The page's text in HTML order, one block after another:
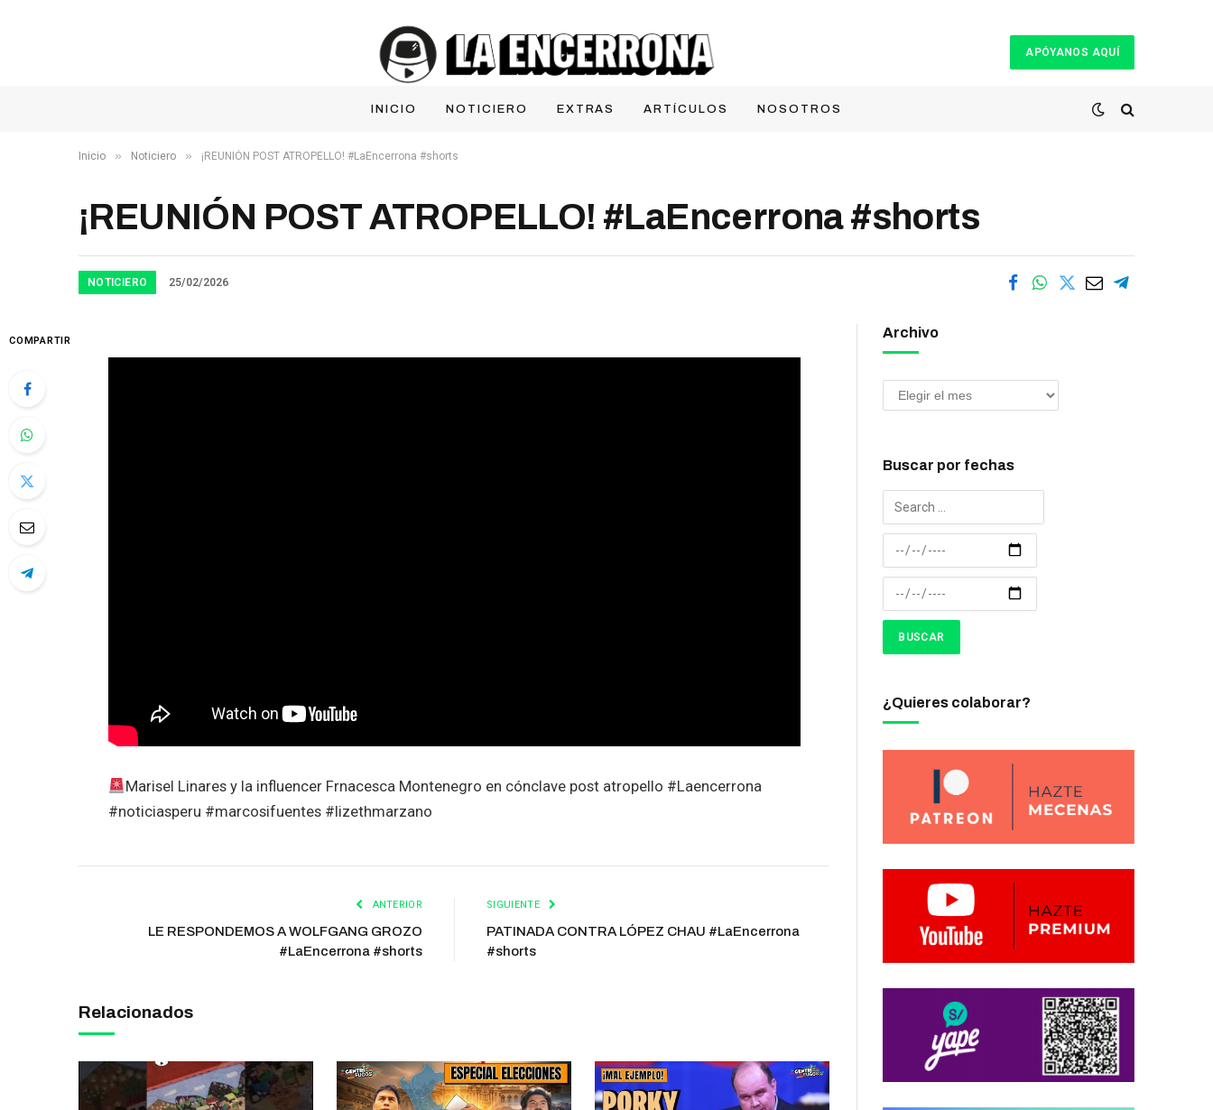
APÓYANOS AQUÍ
INICIO NOTICIERO EXTRAS ARTÍCULOS NOSOTROS
Inicio » Noticiero » ¡REUNIÓN POST ATROPELLO! #LaEncerrona #shorts
¡REUNIÓN POST ATROPELLO! #LaEncerrona #shorts
NOTICIERO 25/02/2026
COMPARTIR
Marisel Linares y la influencer Frnacesca Montenegro en cónclave post atropello #Laencerrona
#noticiasperu #marcosifuentes #lizethmarzano
ANTERIOR
LE RESPONDEMOS A WOLFGANG GROZO
#LaEncerrona #shorts
SIGUIENTE
PATINADA CONTRA LÓPEZ CHAU #LaEncerrona
#shorts
Relacionados
Archivo
Buscar por fechas
¿Quieres colaborar?